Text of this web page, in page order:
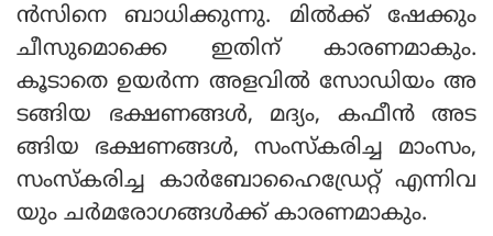
ന്‍സിനെ ബാധിക്കുന്നു. മില്‍ക്ക് ഷേക്കും
ചീസുമൊക്കെ ഇതിന് കാരണമാകും.
കൂടാതെ ഉയര്‍ന്ന അളവില്‍ സോഡിയം അ
ടങ്ങിയ ഭക്ഷണങ്ങള്‍, മദ്യം, കഫീന്‍ അട
ങ്ങിയ ഭക്ഷണങ്ങള്‍, സംസ്‌കരിച്ച മാംസം,
സംസ്‌കരിച്ച കാര്‍ബോഹൈഡ്രേറ്റ് എന്നിവ
യും ചര്‍മരോഗങ്ങള്‍ക്ക് കാരണമാകും.